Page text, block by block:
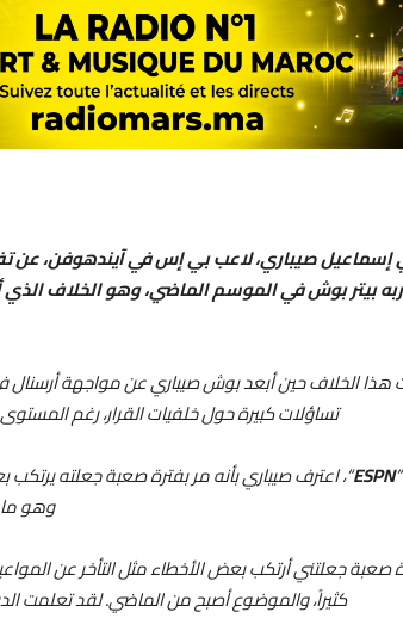
صيباري، لاعب بي إس في آيندهوفن، عن
بيتر بوش في الموسم الماضي، وهو الخلاف الذي
هذا الخلاف حين أبعد بوش صيباري عن مواجهة أرسنال
تساؤلات كبيرة حول خلفيات القرار، رغم
ESPN“، اعترف صيباري بأنه مر بفترة صعبة جعلته يرتكب
وهو
جعلتني أرتكب بعض الأخطاء مثل التأخر عن
كثيراً، والموضوع أصبح من الماضي. لقد تعلمت